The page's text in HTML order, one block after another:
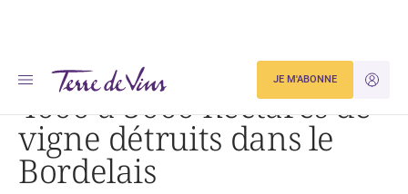
JE
JE M'ABONNE
Accueil 4000 à 5000 hectares de vigne détruits dans le Bordelais
4000 à 5000 hectares de
vigne détruits dans le
Bordelais